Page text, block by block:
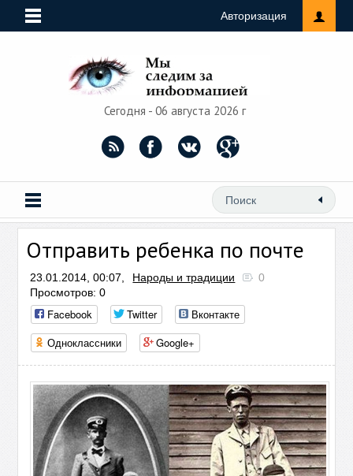
Авторизация
Сегодня - 06 августа 2026 г
Отправить ребенка по почте
23.01.2014, 00:07, Народы и традиции
0
Просмотров: 0
Facebook Twitter
Вконтакте
Одноклассники
Google+